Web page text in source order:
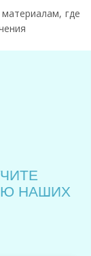
где